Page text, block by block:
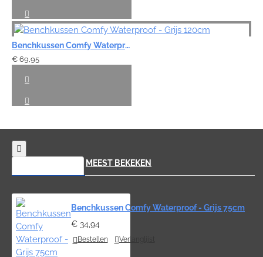
Benchkussen Comfy Waterproof - Grijs 120cm
€ 69,95
MEEST BEKEKEN
Benchkussen Comfy Waterproof - Grijs 75cm
€ 34,94
Bestellen Verlanglijst